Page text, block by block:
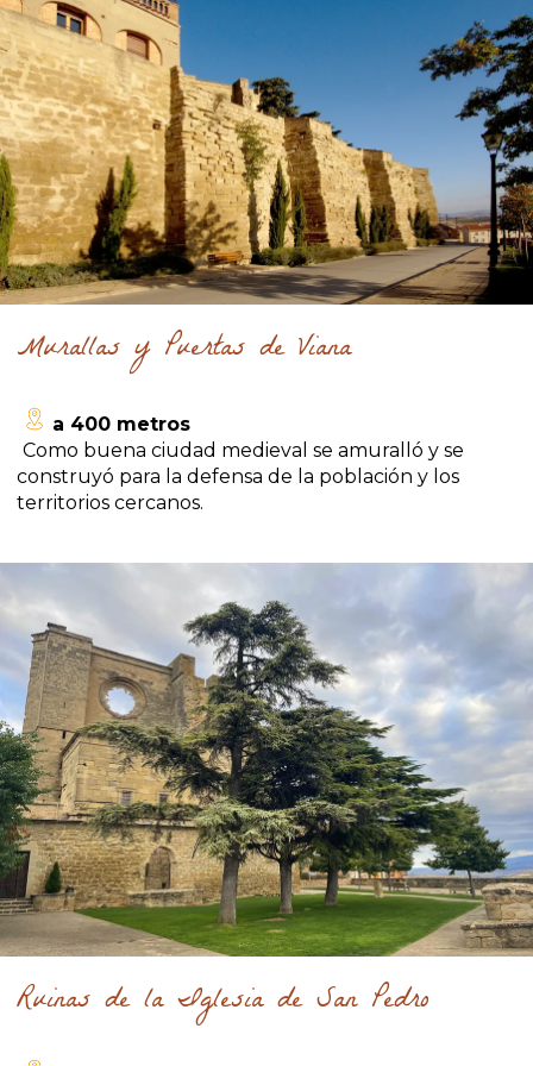
Murallas y Puertas de Viana
a 400 metros
Como buena ciudad medieval se amuralló y se
construyó para la defensa de la población y los
territorios cercanos.
Ruinas de la Iglesia de San Pedro